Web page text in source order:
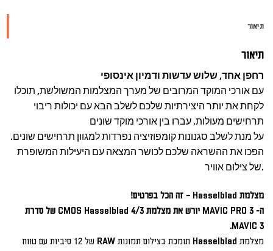
תיאור
תיאור
רחפן אחד, שלוש עדשות ודמיון אינסופי
עם אורכי המוקד המרובים של מערך המצלמות המשולשת, תוכלו
לקחת את יותר היצירתיות שלכם לשלב הבא עם יכולות ריבוי
תרחישים מעולות. עברו בין אורכי מוקד שונים
על מנת לשלב סגנונות קומפוזיציה נפרדות למגוון תרחישים שונים.
הפכו את ההשראה שלכם לכושר המצאה עם היעילות המשופרת
של צילום אוויר.
מצלמת Hasselblad – זה הכל בפרטים!
ה- MAVIC PRO 3 יורש את מצלמת CMOS Hasselblad 4/3 של סדרת
MAVIC 3.
מצלמת Hasselblad תומכת בצילום תמונות RAW של 12 סיביות עם טווח